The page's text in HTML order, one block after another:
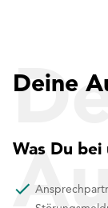
Deine
Was Du bei